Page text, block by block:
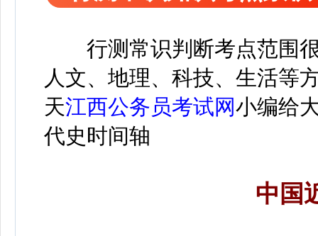
行测常识判断考点范围
人文、地理、科技、生活等
天江西公务员考试网小编给
代史时间轴
中国